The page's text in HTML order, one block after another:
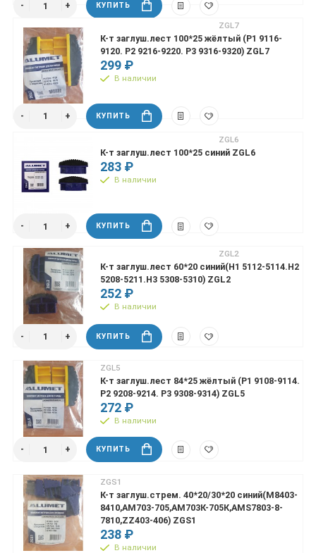
КУПИТЬ
ZGL7
К-т заглуш.лест 100*25 жёлтый (P1 9116-
9120. P2 9216-9220. P3 9316-9320) ZGL7
299 ₽
В наличии
КУПИТЬ
ZGL6
К-т заглуш.лест 100*25 синий ZGL6
283 ₽
В наличии
КУПИТЬ
ZGL2
К-т заглуш.лест 60*20 синий(H1 5112-5114.H2
5208-5211.H3 5308-5310) ZGL2
252 ₽
В наличии
КУПИТЬ
ZGL5
К-т заглуш.лест 84*25 жёлтый (P1 9108-9114.
P2 9208-9214. P3 9308-9314) ZGL5
272 ₽
В наличии
КУПИТЬ
ZGS1
К-т заглуш.стрем. 40*20/30*20 синий(М8403-
8410,АМ703-705,АМ703К-705К,AMS7803-8-
7810,ZZ403-406) ZGS1
238 ₽
В наличии